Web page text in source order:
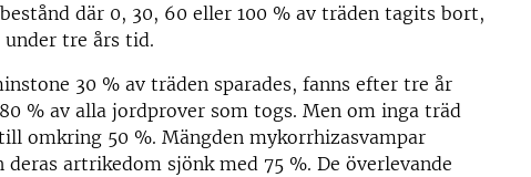
där 0, 30, 60 eller 100 % av träden tagits bort,
under tre års tid.
30 % av träden sparades, fanns efter tre år
% av alla jordprover som togs. Men om inga träd
omkring 50 %. Mängden mykorrhizasvampar
deras artrikedom sjönk med 75 %. De överlevande